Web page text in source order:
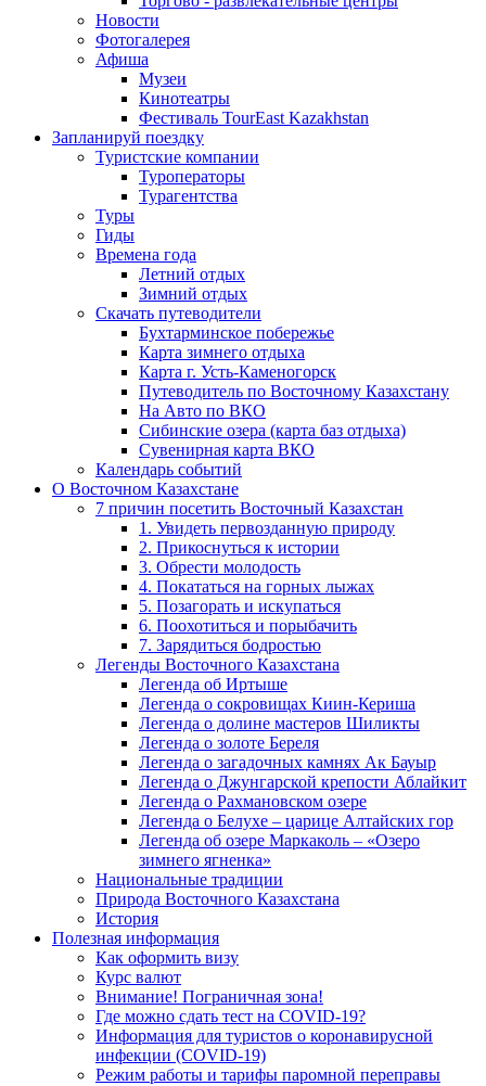
Новости
Фотогалерея
Афиша
Музеи
Кинотеатры
Фестиваль TourEast Kazakhstan
Запланируй поездку
Туристские компании
Туроператоры
Турагентства
Туры
Гиды
Времена года
Летний отдых
Зимний отдых
Скачать путеводители
Бухтарминское побережье
Карта зимнего отдыха
Карта г. Усть-Каменогорск
Путеводитель по Восточному Казахстану
На Авто по ВКО
Сибинские озера (карта баз отдыха)
Сувенирная карта ВКО
Календарь событий
О Восточном Казахстане
7 причин посетить Восточный Казахстан
1. Увидеть первозданную природу
2. Прикоснуться к истории
3. Обрести молодость
4. Покататься на горных лыжах
5. Позагорать и искупаться
6. Поохотиться и порыбачить
7. Зарядиться бодростью
Легенды Восточного Казахстана
Легенда об Иртыше
Легенда о сокровищах Киин-Кериша
Легенда о долине мастеров Шиликты
Легенда о золоте Береля
Легенда о загадочных камнях Ак Бауыр
Легенда о Джунгарской крепости Аблайкит
Легенда о Рахмановском озере
Легенда о Белухе – царице Алтайских гор
Легенда об озере Маркаколь – «Озеро
зимнего ягненка»
Национальные традиции
Природа Восточного Казахстана
История
Полезная информация
Как оформить визу
Курс валют
Внимание! Пограничная зона!
Где можно сдать тест на COVID-19?
Информация для туристов о коронавирусной
инфекции (COVID-19)
Режим работы и тарифы паромной переправы